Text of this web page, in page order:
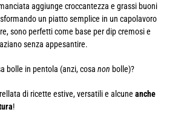
aggiunge croccantezza e grassi buoni
un piatto semplice in un capolavoro
sono perfetti come base per dip cremosi e
senza appesantire.
bolle in pentola (anzi, cosa non bolle)?
di ricette estive, versatili e alcune anche
!